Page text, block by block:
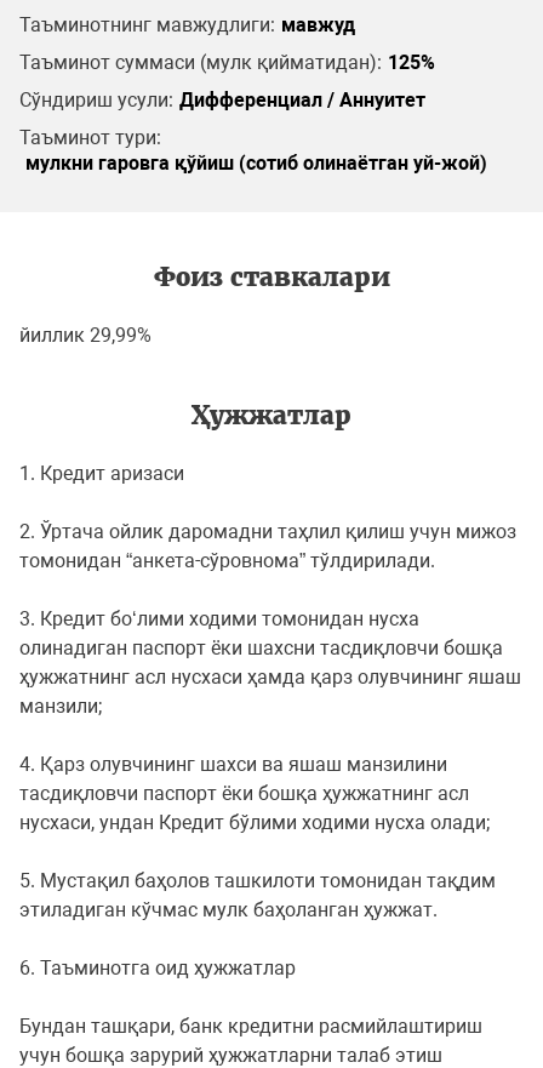
Таъминотнинг мавжудлиги: мавжуд
Таъминот суммаси (мулк қийматидан): 125%
Сўндириш усули: Дифференциал / Аннуитет
Таъминот тури:
мулкни гаровга қўйиш (сотиб олинаётган уй-жой)
Фоиз ставкалари
йиллик 29,99%
Ҳужжатлар
1. Кредит аризаси
2. Ўртача ойлик даромадни таҳлил қилиш учун мижоз
томонидан “анкета-сўровнома” тўлдирилади.
3. Кредит боʻлими ходими томонидан нусха
олинадиган паспорт ёки шахсни тасдиқловчи бошқа
ҳужжатнинг асл нусхаси ҳамда қарз олувчининг яшаш
манзили;
4. Қарз олувчининг шахси ва яшаш манзилини
тасдиқловчи паспорт ёки бошқа ҳужжатнинг асл
нусхаси, ундан Кредит бўлими ходими нусха олади;
5. Мустақил баҳолов ташкилоти томонидан тақдим
этиладиган кўчмас мулк баҳоланган ҳужжат.
6. Таъминотга оид ҳужжатлар
Бундан ташқари, банк кредитни расмийлаштириш
учун бошқа зарурий ҳужжатларни талаб этиш